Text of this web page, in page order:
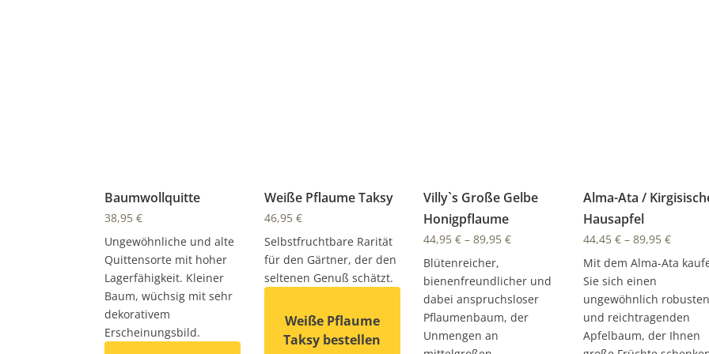
Baumwollquitte
38,95 €
Ungewöhnliche und alte
Quittensorte mit hoher
Lagerfähigkeit. Kleiner
Baum, wüchsig mit sehr
dekorativem
Erscheinungsbild.
Weiße Pflaume Taksy
46,95 €
Selbstfruchtbare Rarität
für den Gärtner, der den
seltenen Genuß schätzt.
Weiße Pflaume
Taksy bestellen
Villy`s Große Gelbe
Honigpflaume
44,95€ –89,95€
Blütenreicher,
bienenfreundlicher und
dabei anspruchsloser
Pflaumenbaum, der
Unmengen an
Alma-Ata /
Hausapfel
44,45 €– 89,95 €
Mit dem Alma-Ata
Sie sich einen
ungewöhnlich robusten
und reichtragenden
Apfelbaum, der Ihnen